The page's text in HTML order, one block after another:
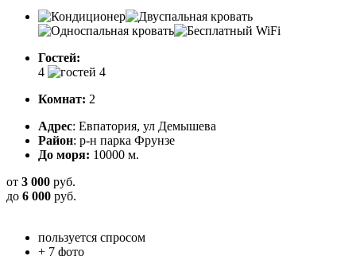
Гостей:
4
Комнат: 2
Адрес: Евпатория, ул Демышева
Район: р-н парка Фрунзе
До моря: 10000 м.
от 3 000 руб.
до 6 000 руб.
пользуется спросом
+ 7 фото